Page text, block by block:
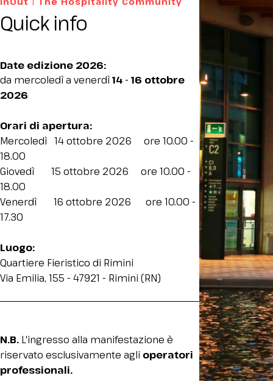
Contatti
FAQ
Area riservata espositori
Perché esporre
Promuovi la tua azienda
Rimini Hotels and Information
VISITA
Perché visitare
Rimini Hotels and Information
EVENTI
Programma eventi
Quick info
Date edizione 2026:
da mercoledì a venerdì14 - 16 ottobre
2026
Orari di apertura:
Mercoledì 14 ottobre 2026 ore 10.00 -
18.00
Giovedì 15 ottobre 2026 ore 10.00 -
18.00
Venerdì 16 ottobre 2026 ore 10.00 -
17.30
Luogo:
Quartiere Fieristico di Rimini
Via Emilia, 155 - 47921 - Rimini (RN)
N.B. L'ingresso alla manifestazione è
riservato esclusivamente agli operatori
professionali.